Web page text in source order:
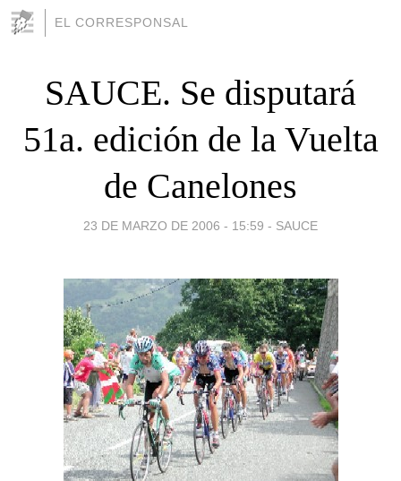
EL CORRESPONSAL
SAUCE. Se disputará
51a. edición de la Vuelta
de Canelones
23 DE MARZO DE 2006 - 15:59 - SAUCE